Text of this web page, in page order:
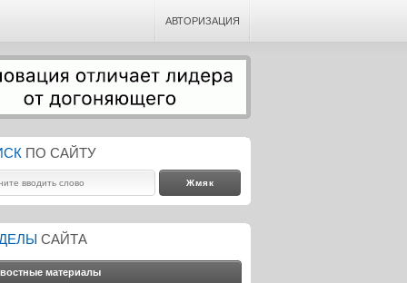
АВТОРИЗАЦИЯ
ПО САЙТУ
САЙТА
материалы